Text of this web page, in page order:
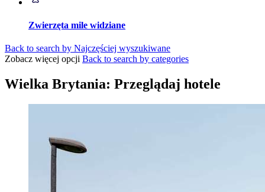
Zwierzęta mile widziane
Back to search by Najczęściej wyszukiwane
Zobacz więcej opcji Back to search by categories
Wielka Brytania: Przeglądaj hotele